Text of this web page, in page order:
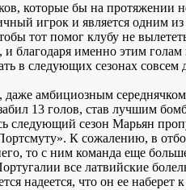
которые бы на протяжении
игрок и является одним
тот помог клубу не
благодаря именно этим
в следующих сезонах совсем
даже амбициозным
13 голов, став лучшим
следующий сезон Марьян
К сожалению, в
то с ним команда еще
все латвийские
надеется, что он ее наберет к